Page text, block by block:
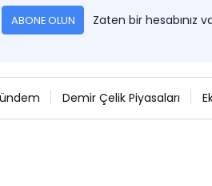
ABONE OLUN Zaten bir hesabınız
Demir Çelik Piyasaları